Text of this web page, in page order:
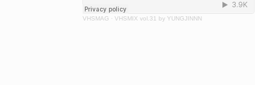
VHSMAG · VHSMIX vol.31 by YUNGJINNN